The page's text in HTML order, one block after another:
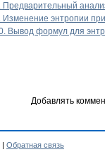
Предварительный
Изменение энтропии
Вывод формул для
Добавлять
| Обратная связь